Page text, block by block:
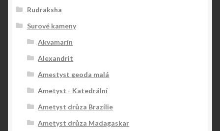
Rudraksha
Surové kameny
Akvamarín
Alexandrit
Amestyst geoda malá
Ametyst - Katedrální
Ametyst drůza Brazílie
Ametyst drůza Madagaskar